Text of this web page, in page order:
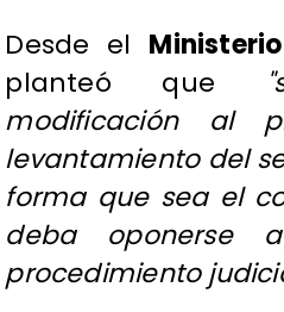
Desde el
planteó que
modificación al
levantamiento del
forma que sea el
deba oponerse
procedimiento